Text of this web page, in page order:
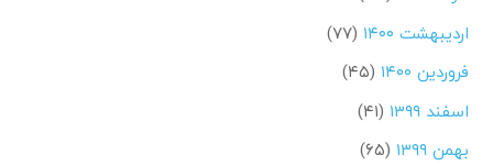
اردیبهشت ۱۴۰۰
(۷۷)
فروردین ۱۴۰۰
(۴۵)
اسفند ۱۳۹۹
(۴۱)
بهمن ۱۳۹۹
(۶۵)